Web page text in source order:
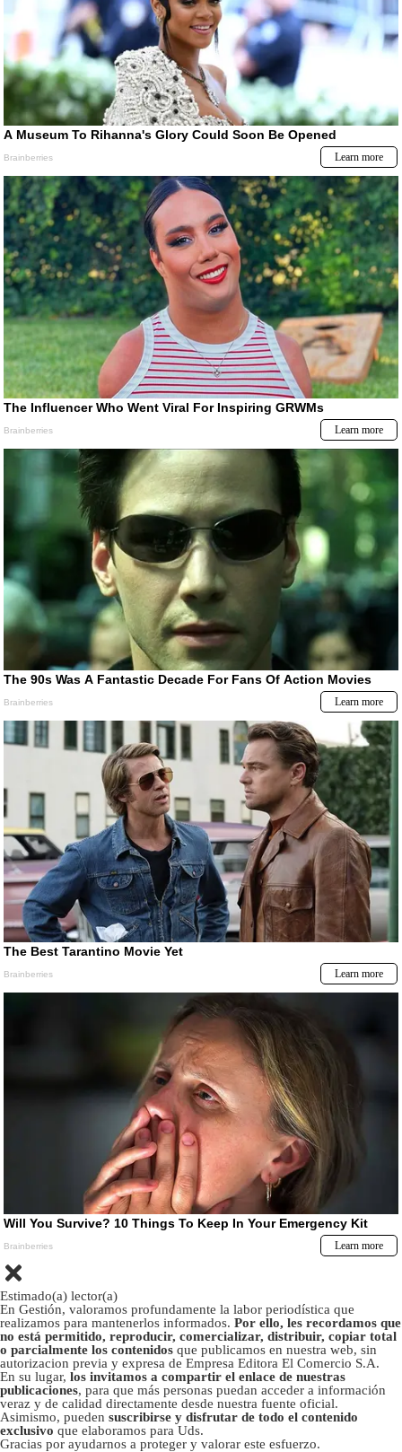
Estimado(a) lector(a)
En Gestión, valoramos profundamente la labor periodística que
realizamos para mantenerlos informados. Por ello, les recordamos que
no está permitido, reproducir, comercializar, distribuir, copiar total
o parcialmente los contenidos que publicamos en nuestra web, sin
autorizacion previa y expresa de Empresa Editora El Comercio S.A.
En su lugar, los invitamos a compartir el enlace de nuestras
publicaciones, para que más personas puedan acceder a información
veraz y de calidad directamente desde nuestra fuente oficial.
Asimismo, pueden suscribirse y disfrutar de todo el contenido
exclusivo que elaboramos para Uds.
Gracias por ayudarnos a proteger y valorar este esfuerzo.